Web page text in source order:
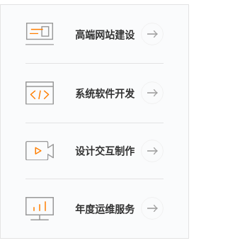
高端网站建设
系统软件开发
设计交互制作
年度运维服务